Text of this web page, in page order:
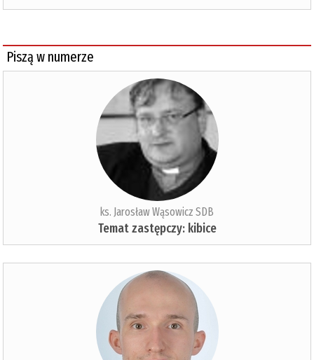
Piszą w numerze
ks. Jarosław Wąsowicz SDB
Temat zastępczy: kibice